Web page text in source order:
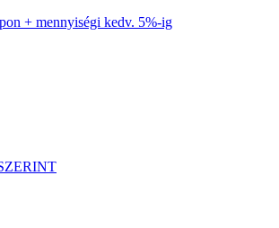
+ mennyiségi kedv. 5%-ig